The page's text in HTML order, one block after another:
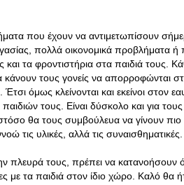
που έχουν να αντιμετωπίσουν
πολλά οικονομικά προβλήματα
τα φροντιστήρια στα παιδιά τους.
τους γονείς να απορροφώνται
Έτσι όμως κλείνονται και εκείνοι στον
τους. Είναι δύσκολο και για τους
θα τους συμβούλευα να γίνουν πιο
τις υλικές, αλλά τις συναισθηματικές.
πλευρά τους, πρέπει να
με τα παιδιά στον ίδιο χώρο. Καλό θα